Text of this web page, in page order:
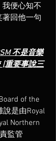
便心知不
回他一句
不是音樂
[重要事說三
of the
說是由Royal
Northern
監管